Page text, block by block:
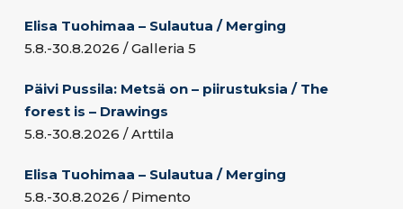
Elisa Tuohimaa – Sulautua / Merging
5.8.-30.8.2026 / Galleria 5
Päivi Pussila: Metsä on – piirustuksia / The
forest is – Drawings
5.8.-30.8.2026 / Arttila
Elisa Tuohimaa – Sulautua / Merging
5.8.-30.8.2026 / Pimento